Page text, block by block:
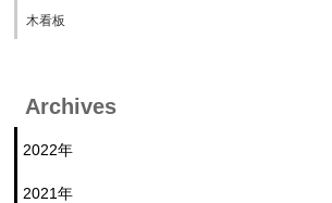
木看板
Archives
2022年
2021年